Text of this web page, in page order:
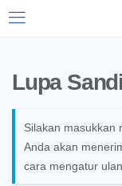
Enter your
Lupa Sandi
Silakan masukkan
Anda akan
cara mengatur